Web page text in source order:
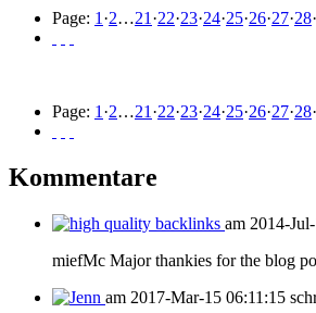
Page: 1·2…21·22·23·24·25·26·27·28·
Page: 1·2…21·22·23·24·25·26·27·28·
Kommentare
am 2014-
miefMc Major thankies for the blog
am 2017-Mar-15 06:11:15